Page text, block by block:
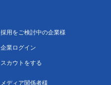
採用をご検討中の企業様
企業ログイン
スカウトをする
メディア関係者様